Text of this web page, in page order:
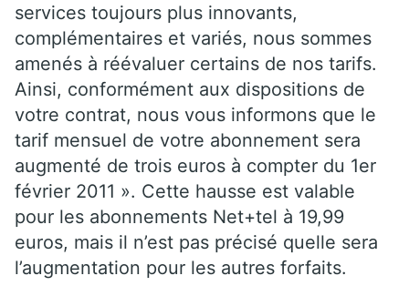
services toujours plus innovants,
complémentaires et variés, nous sommes
amenés à réévaluer certains de nos tarifs.
Ainsi, conformément aux dispositions de
votre contrat, nous vous informons que le
tarif mensuel de votre abonnement sera
augmenté de trois euros à compter du 1er
février 2011 ». Cette hausse est valable
pour les abonnements Net+tel à 19,99
euros, mais il n’est pas précisé quelle sera
l’augmentation pour les autres forfaits.